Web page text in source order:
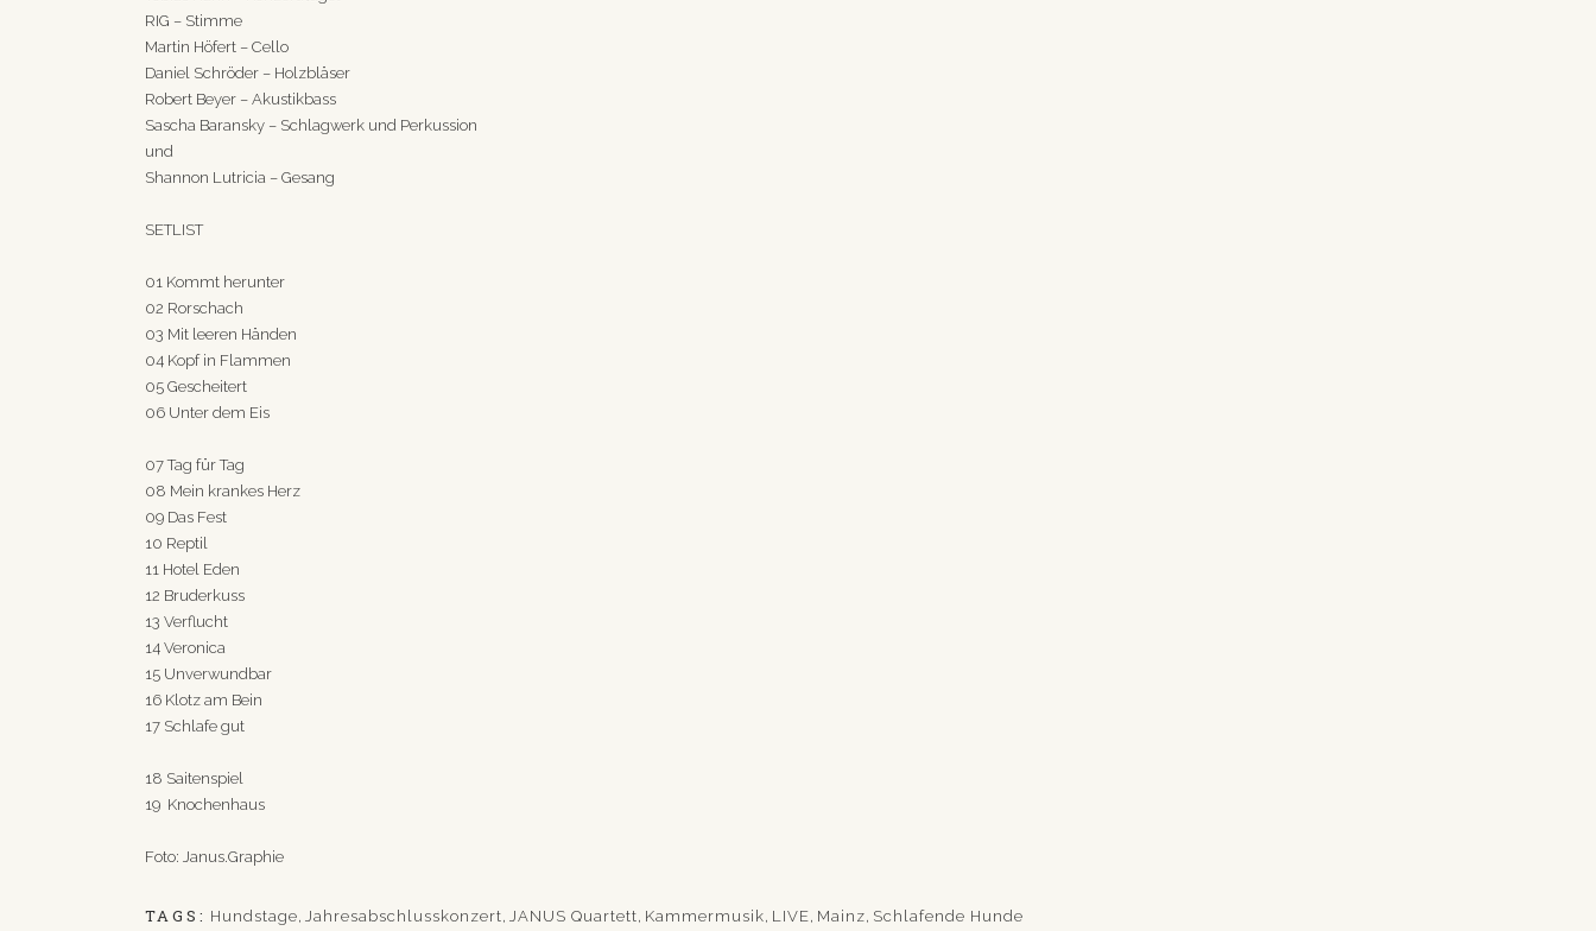
RIG – Stimme
Martin Höfert – Cello
Daniel Schröder – Holzbläser
Robert Beyer – Akustikbass
Sascha Baransky – Schlagwerk und Perkussion
und
Shannon Lutricia – Gesang
SETLIST
01 Kommt herunter
02 Rorschach
03 Mit leeren Händen
04 Kopf in Flammen
05 Gescheitert
06 Unter dem Eis
07 Tag für Tag
08 Mein krankes Herz
09 Das Fest
10 Reptil
11 Hotel Eden
12 Bruderkuss
13 Verflucht
14 Veronica
15 Unverwundbar
16 Klotz am Bein
17 Schlafe gut
18 Saitenspiel
19 Knochenhaus
Foto: Janus.Graphie
TAGS: Hundstage, Jahresabschlusskonzert, JANUS Quartett, Kammermusik, LIVE, Mainz, Schlafende Hunde